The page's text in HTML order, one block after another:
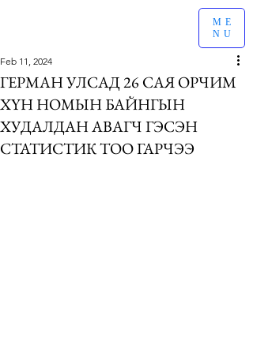
ME
NU
ГЕРМАН УЛСАД 26 САЯ ОРЧИМ
ХҮН НОМЫН БАЙНГЫН
ХУДАЛДАН АВАГЧ ГЭСЭН
СТАТИСТИК ТОО ГАРЧЭЭ
Feb 11, 2024